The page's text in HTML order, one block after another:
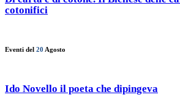
cotonifici
Eventi del 20 Agosto
Ido Novello il poeta che dipingeva